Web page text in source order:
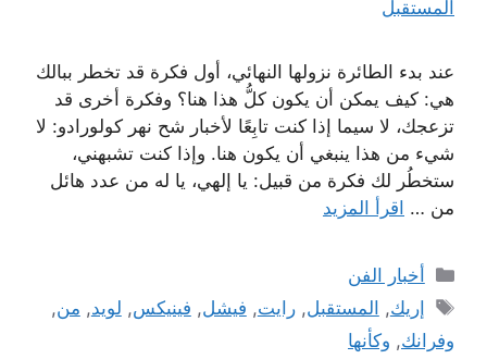
عند بدء الطائرة نزولها النهائي، أول فكرة قد تخطر ببالك
هي: كيف يمكن أن يكون كلُّ هذا هنا؟ وفكرة أخرى قد
تزعجك، لا سيما إذا كنت تابِعًا لأخبار شح نهر كولورادو: لا
شيء من هذا ينبغي أن يكون هنا. وإذا كنت تشبهني،
ستخطُر لك فكرة من قبيل: يا إلهي، يا له من عدد هائل
من … اقرأ المزيد
التصنيفات
أخبار الفن
الوسوم
إريك, المستقبل,رايت, فيشل, فينيكس, لويد, من,
وفرانك, وكأنها